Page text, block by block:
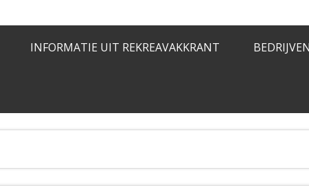
INFORMATIE UIT REKREAVAKKRANT